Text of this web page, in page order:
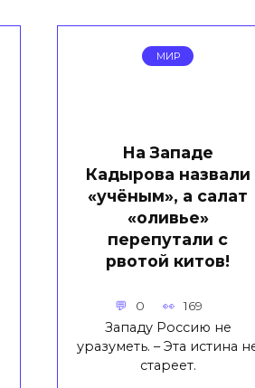
МИР
На Западе
Кадырова назвали
«учёным», а салат
«оливье»
перепутали с
рвотой китов!
0 169
Западу Россию не
уразуметь. – Эта истина
стареет.